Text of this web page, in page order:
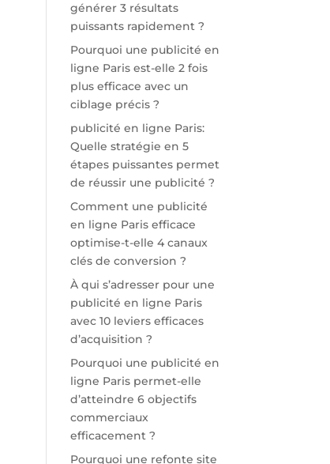
générer 3 résultats
puissants rapidement ?
Pourquoi une publicité en
ligne Paris est-elle 2 fois
plus efficace avec un
ciblage précis ?
publicité en ligne Paris:
Quelle stratégie en 5
étapes puissantes permet
de réussir une publicité ?
Comment une publicité
en ligne Paris efficace
optimise-t-elle 4 canaux
clés de conversion ?
À qui s’adresser pour une
publicité en ligne Paris
avec 10 leviers efficaces
d’acquisition ?
Pourquoi une publicité en
ligne Paris permet-elle
d’atteindre 6 objectifs
commerciaux
efficacement ?
Pourquoi une refonte site